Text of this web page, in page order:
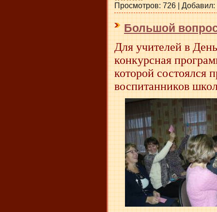
Просмотров: 726 | Добавил:
Большой
Для учителей в
конкурсная
которой состоялся
воспитанников